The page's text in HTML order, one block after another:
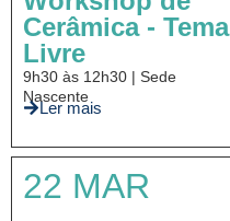
Cerâmica - Tema
Livre
9h30 às 12h30 | Sede
Nascente
Ler mais
22 MAR